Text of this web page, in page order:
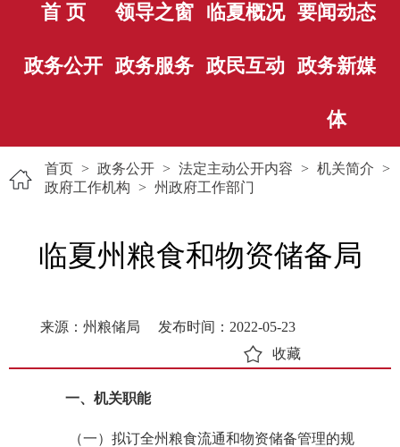
首 页 领导之窗 临夏概况 要闻动态
政务公开 政务服务 政民互动 政务新媒
体
首页 > 政务公开 > 法定主动公开内容 > 机关简介 >
政府工作机构 > 州政府工作部门
临夏州粮食和物资储备局
来源：州粮储局
发布时间：2022-05-23
收藏
一、机关职能
（一）拟订全州粮食流通和物资储备管理的规